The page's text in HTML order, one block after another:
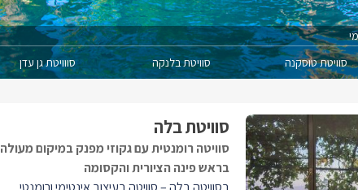
סוויטת טוסקנה סוויטת בלנקה סווויטת גן עדן
סוויטת בלה
סוויטה רומנטית עם גקוזי מפנק במיקום מעולה
בראש פינה הציורית והקסומה